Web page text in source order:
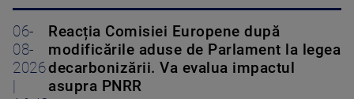
06-
08-
2026
|
Reacția Comisiei Europene după
modificările aduse de Parlament la legea
decarbonizării. Va evalua impactul
asupra PNRR